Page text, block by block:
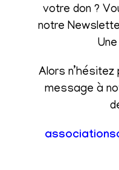
votre don ?
notre
Alors
message à